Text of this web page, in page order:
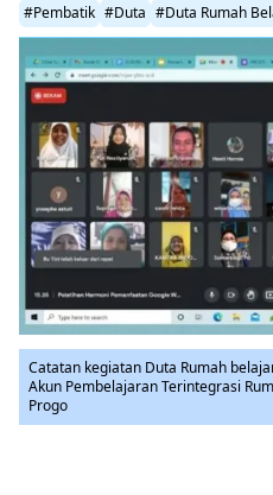
#Pembatik #Duta #Duta Rumah
Catatan kegiatan Duta Rumah
Akun Pembelajaran Terintegrasi
Progo